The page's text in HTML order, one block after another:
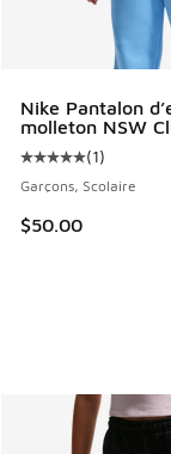
Nike Pantalon
molleton NSW
Cote moyenne
(1)
Garçons, Scolaire
$50.00